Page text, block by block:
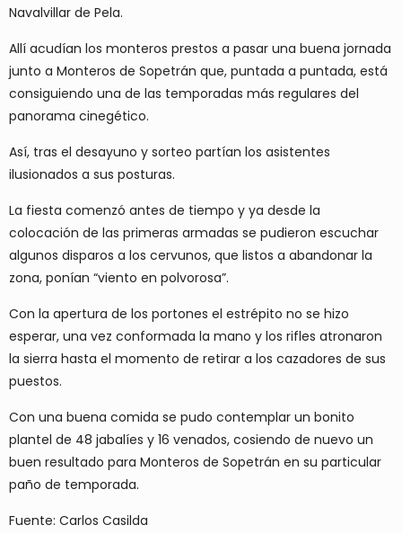
Navalvillar de Pela.
Allí acudían los monteros prestos a pasar una buena jornada
junto a Monteros de Sopetrán que, puntada a puntada, está
consiguiendo una de las temporadas más regulares del
panorama cinegético.
Así, tras el desayuno y sorteo partían los asistentes
ilusionados a sus posturas.
La fiesta comenzó antes de tiempo y ya desde la
colocación de las primeras armadas se pudieron escuchar
algunos disparos a los cervunos, que listos a abandonar la
zona, ponían “viento en polvorosa”.
Con la apertura de los portones el estrépito no se hizo
esperar, una vez conformada la mano y los rifles atronaron
la sierra hasta el momento de retirar a los cazadores de sus
puestos.
Con una buena comida se pudo contemplar un bonito
plantel de 48 jabalíes y 16 venados, cosiendo de nuevo un
buen resultado para Monteros de Sopetrán en su particular
paño de temporada.
Fuente: Carlos Casilda